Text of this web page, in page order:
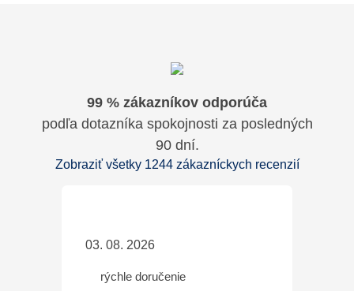
99 % zákazníkov odporúča
podľa dotazníka spokojnosti za posledných
90 dní.
Zobraziť všetky 1244 zákazníckych recenzií
03. 08. 2026
rýchle doručenie